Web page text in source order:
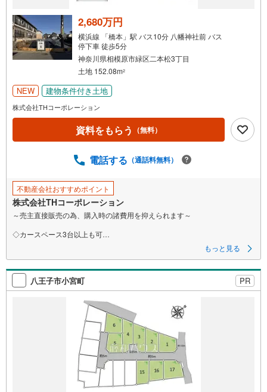
る
・
条
件
マ
イ
ペ
ー
る
2,680万円
横浜線 「橋本」駅 バス10分 八幡神社前 バス
停下車 徒歩5分
神奈川県相模原市緑区二本松3丁目
土地 152.08m2
NEW 建物条件付き土地
株式会社THコーポレーション
資料をもらう （無料）
電話する （通話料無料）
不動産会社おすすめポイント
株式会社THコーポレーション
～売主直接販売の為、購入時の諸費用を抑えられます～
◇カースペース3台以上も可
◇建築条件外し可能！理想を叶える自由設計
もっと見る
八王子市小宮町 PR